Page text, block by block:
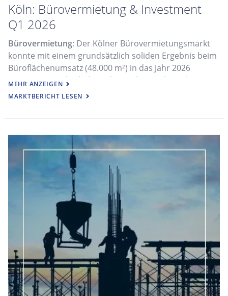
Köln: Bürovermietung & Investment
Q1 2026
Bürovermietung: Der Kölner Bürovermietungsmarkt
konnte mit einem grundsätzlich soliden Ergebnis beim
Büroflächenumsatz (48.000 m²) in das Jahr 2026
starten, wenngleich das sehr starke Ergebnis des
vergleichbaren Vorjahreszeitraumes deutlich verfehlt
im Stadtgebiet Köln wurden im 1. Quartal 2026
Immobilien und Grundstücke im Wert von 150 Mio. €
MEHR ANZEIGEN
MARKTBERICHT LESEN